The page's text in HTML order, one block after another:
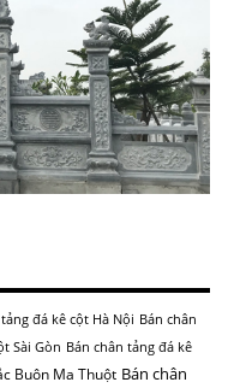
đá kê cột Hà Nội Bán chân
Sài Gòn Bán chân tảng đá kê
Buôn Ma Thuột Bán chân